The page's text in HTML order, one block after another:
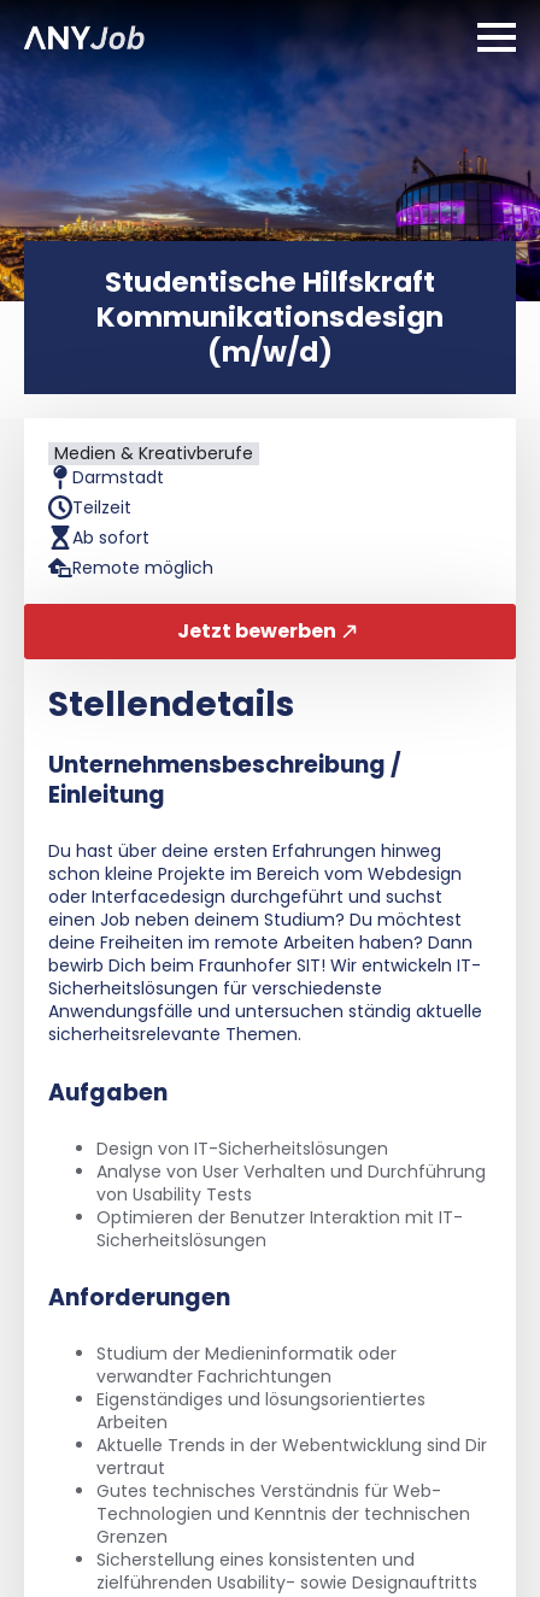
Studentische Hilfskraft
Kommunikationsdesign
(m/w/d)
Medien & Kreativberufe
Darmstadt
Teilzeit
Ab sofort
Remote möglich
Jetzt bewerben
Stellendetails
Unternehmensbeschreibung /
Einleitung
Du hast über deine ersten Erfahrungen hinweg
schon kleine Projekte im Bereich vom Webdesign
oder Interfacedesign durchgeführt und suchst
einen Job neben deinem Studium? Du möchtest
deine Freiheiten im remote Arbeiten haben? Dann
bewirb Dich beim Fraunhofer SIT! Wir entwickeln IT-
Sicherheitslösungen für verschiedenste
Anwendungsfälle und untersuchen ständig aktuelle
sicherheitsrelevante Themen.
Aufgaben
Design von IT-Sicherheitslösungen
Analyse von User Verhalten und Durchführung
von Usability Tests
Optimieren der Benutzer Interaktion mit IT-
Sicherheitslösungen
Anforderungen
Studium der Medieninformatik oder
verwandter Fachrichtungen
Eigenständiges und lösungsorientiertes
Arbeiten
Aktuelle Trends in der Webentwicklung sind Dir
vertraut
Gutes technisches Verständnis für Web-
Technologien und Kenntnis der technischen
Grenzen
Sicherstellung eines konsistenten und
zielführenden Usability- sowie Designauftritts